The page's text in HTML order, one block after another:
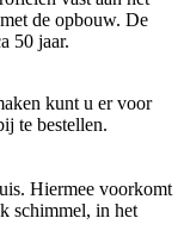
de opbouw. De
50 jaar.
kunt u er voor
te bestellen.
Hiermee voorkomt
schimmel, in het